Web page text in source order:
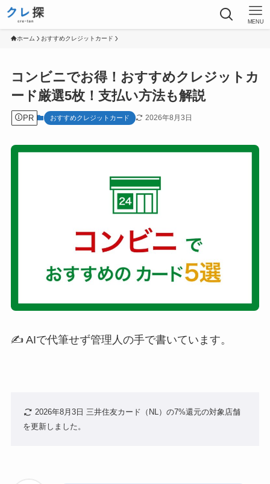
MENU
ホーム おすすめクレジットカード
コンビニでお得！おすすめクレジットカ
ード厳選5枚！支払い方法も解説
PR おすすめクレジットカード 2026年8月3日
✍️ AIで代筆せず管理人の手で書いています。
2026年8月3日 三井住友カード（NL）の7%還元の対象店舗
を更新しました。